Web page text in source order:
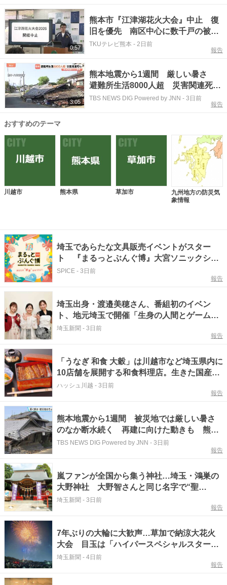
0:57
熊本市『江津湖花火大会』中止 復
旧を優先 南区中心に数千戸の被害
見込む【令和８年熊本地震】
TKUテレビ熊本 - 2日前
報告
3:05
熊本地震から1週間 厳しい暑さ
避難所生活8000人超 災害関連死の
疑い含め死者38人 再建に向けた活
TBS NEWS DIG Powered by JNN - 3日前
報告
おすすめのテーマ
川越市 熊本県 草加市
九州地方の防災気
象情報
埼玉であらたな文具販売イベントがスター
ト 『まるっとぶんぐ博』大宮ソニックシテ
ィ展示場で初開催へ
SPICE - 3日前
報告
埼玉出身・渡邉美穂さん、番組初のイベン
ト、地元埼玉で開催「生身の人間とゲームす
るって楽しい（笑）」
埼玉新聞 - 3日前
報告
「うなぎ 和食 大穀」は川越市など埼玉県内に
10店舗を展開する和食料理店。生きた国産う
なぎと大穀自家製本みりんが紡ぐ新鮮でおい
ハッシュ川越 - 3日前
報告
熊本地震から1週間 被災地では厳しい暑さ
のなか断水続く 再建に向けた動きも 熊本
の動植物園が営業再開 美里町ではボランテ
TBS NEWS DIG Powered by JNN - 3日前
報告
嵐ファンが全国から集う神社…埼玉・鴻巣の
大野神社 大野智さんと同じ名字で“聖
地”に 季節限定の御朱印や「叶」の隠れ絵馬
埼玉新聞 - 3日前
報告
7年ぶりの大輪に大歓声…草加で納涼大花火
大会 目玉は「ハイパースペシャルスターマ
イン」 2カ所から打ち上げ、視界いっぱい
埼玉新聞 - 4日前
報告